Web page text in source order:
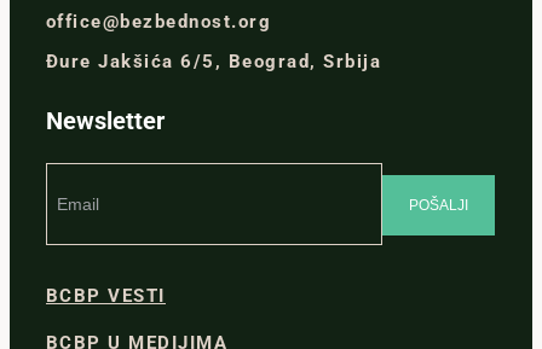
office@bezbednost.org
Đure Jakšića 6/5, Beograd, Srbija
Newsletter
BCBP VESTI
BCBP U MEDIJIMA